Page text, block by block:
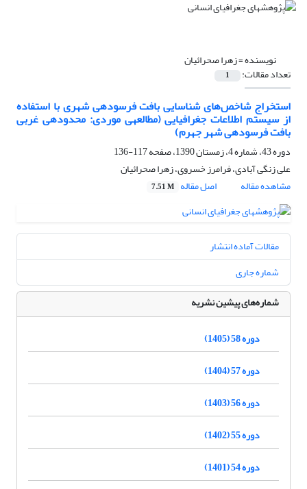
نویسنده =زهرا صحرائیان
تعداد مقالات: 1
استخراج شاخص‌های شناسایی بافت فرسوده‎ی شهری با استفاده
از سیستم اطلاعات جغرافیایی (مطالعه‎ی موردی: محدوده‎ی غربی
بافت فرسوده‎ی شهر جهرم)
دوره 43، شماره 4، زمستان 1390، صفحه
117-136
علی زنگی آبادی، فرامرز خسروی، زهرا صحرائیان
مشاهده مقاله
اصل مقاله 7.51 M
مقالات آماده انتشار
شماره جاری
شماره‌های پیشین نشریه
دوره 58 (1405)
دوره 57 (1404)
دوره 56 (1403)
دوره 55 (1402)
دوره 54 (1401)